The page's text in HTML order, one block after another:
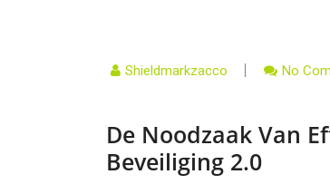
Shieldmarkzacco No
De Noodzaak Van
Beveiliging 2.0